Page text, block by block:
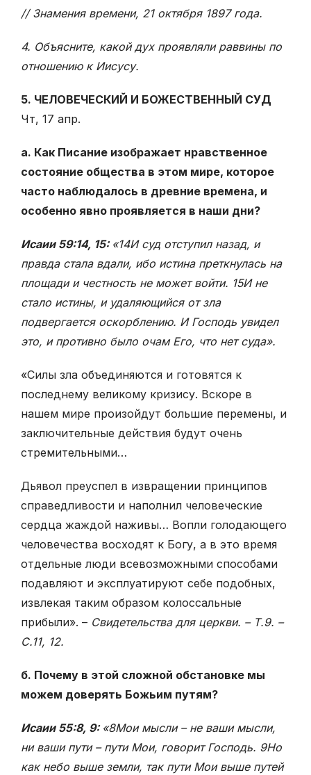
// Знамения времени, 21 октября 1897 года.
4. Объясните, какой дух проявляли раввины по
отношению к Иисусу.
5. ЧЕЛОВЕЧЕСКИЙ И БОЖЕСТВЕННЫЙ СУД
Чт, 17 апр.
а. Как Писание изображает нравственное
состояние общества в этом мире, которое
часто наблюдалось в древние времена, и
особенно явно проявляется в наши дни?
Исаии 59:14, 15: «14И суд отступил назад, и
правда стала вдали, ибо истина преткнулась на
площади и честность не может войти. 15И не
стало истины, и удаляющийся от зла
подвергается оскорблению. И Господь увидел
это, и противно было очам Его, что нет суда».
«Силы зла объединяются и готовятся к
последнему великому кризису. Вскоре в
нашем мире произойдут большие перемены, и
заключительные действия будут очень
стремительными…
Дьявол преуспел в извращении принципов
справедливости и на­полнил человеческие
сердца жаждой наживы… Вопли голодающего
человечества восходят к Богу, а в это время
отдельные люди всевоз­можными способами
подавляют и эксплуатируют себе подобных,
извлекая таким образом колоссальные
прибыли». – Свидетельства для церкви. – Т.9. –
С.11, 12.
б. Почему в этой сложной обстановке мы
можем доверять Божьим путям?
Исаии 55:8, 9: «8Мои мысли – не ваши мысли,
ни ваши пути – пути Мои, говорит Господь. 9Но
как небо выше земли, так пути Мои выше путей